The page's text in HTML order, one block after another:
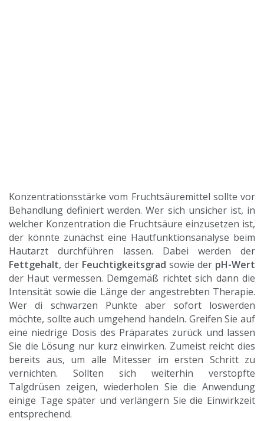
Konzentrationsstärke vom Fruchtsäuremittel sollte vor
Behandlung definiert werden. Wer sich unsicher ist, in
welcher Konzentration die Fruchtsäure einzusetzen ist,
der könnte zunächst eine Hautfunktionsanalyse beim
Hautarzt durchführen lassen. Dabei werden der
Fettgehalt, der Feuchtigkeitsgrad sowie der pH-Wert
der Haut vermessen. Demgemäß richtet sich dann die
Intensität sowie die Länge der angestrebten Therapie.
Wer di schwarzen Punkte aber sofort loswerden
möchte, sollte auch umgehend handeln. Greifen Sie auf
eine niedrige Dosis des Präparates zurück und lassen
Sie die Lösung nur kurz einwirken. Zumeist reicht dies
bereits aus, um alle Mitesser im ersten Schritt zu
vernichten. Sollten sich weiterhin verstopfte
Talgdrüsen zeigen, wiederholen Sie die Anwendung
einige Tage später und verlängern Sie die Einwirkzeit
entsprechend.